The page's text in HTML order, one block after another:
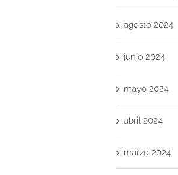
agosto 2024
junio 2024
mayo 2024
abril 2024
marzo 2024